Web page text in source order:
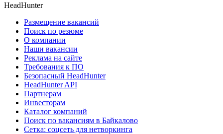
HeadHunter
Размещение вакансий
Поиск по резюме
О компании
Наши вакансии
Реклама на сайте
Требования к ПО
Безопасный HeadHunter
HeadHunter API
Партнерам
Инвесторам
Каталог компаний
Поиск по вакансиям в Байкалово
Сетка: соцсеть для нетворкинга